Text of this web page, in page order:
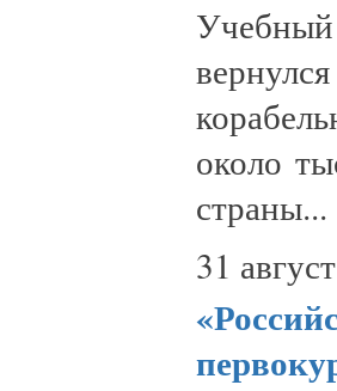
Учебный
около
страны...
31